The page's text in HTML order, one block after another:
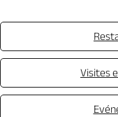
Visites